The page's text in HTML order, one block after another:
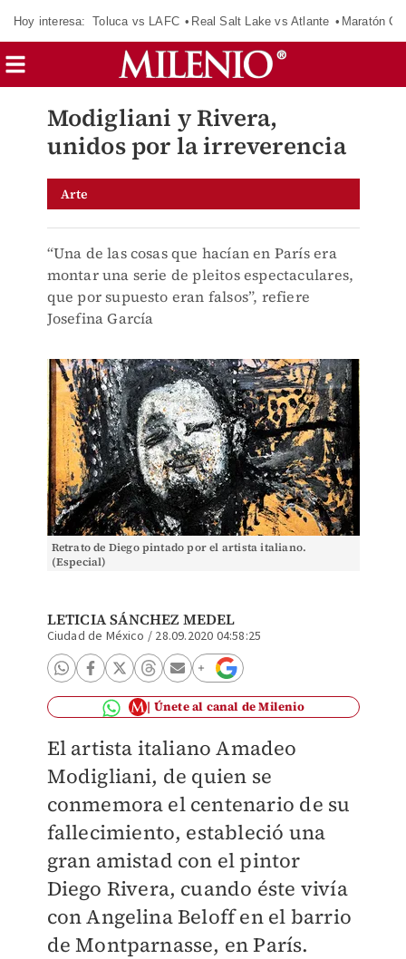
Hoy interesa: Toluca vs LAFC Real Salt Lake vs Atlante Maratón
Modigliani y Rivera,
unidos por la irreverencia
Arte
“Una de las cosas que hacían en París era
montar una serie de pleitos espectaculares,
que por supuesto eran falsos”, refiere
Josefina García
Retrato de Diego pintado por el artista italiano.
(Especial)
LETICIA SÁNCHEZ MEDEL
Ciudad de México / 28.09.2020 04:58:25
Únete al canal de Milenio
El artista italiano Amadeo
Modigliani, de quien se
conmemora el centenario de su
fallecimiento, estableció una
gran amistad con el pintor
Diego Rivera, cuando éste vivía
con Angelina Beloff en el barrio
de Montparnasse, en París.